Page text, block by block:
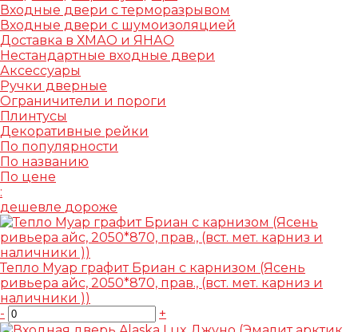
Входные двери с терморазрывом
Входные двери с шумоизоляцией
Доставка в ХМАО и ЯНАО
Нестандартные входные двери
Аксессуары
Ручки дверные
Ограничители и пороги
Плинтусы
Декоративные рейки
По популярности
По названию
По цене
:
дешевле дороже
Тепло Муар графит Бриан с карнизом (Ясень
ривьера айс, 2050*870, прав., (вст. мет. карниз и
наличники ))
-
+